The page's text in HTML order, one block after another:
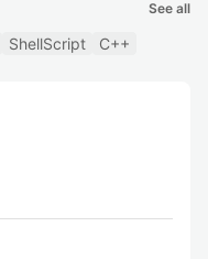
See all
ShellScript C++